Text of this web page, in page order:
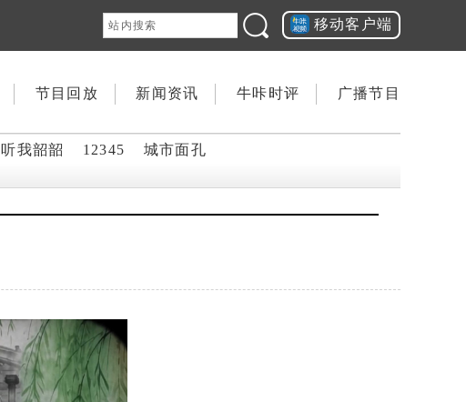
移动客户端
节目回放 新闻资讯 牛咔时评 广播节目
听我韶韶 12345 城市面孔